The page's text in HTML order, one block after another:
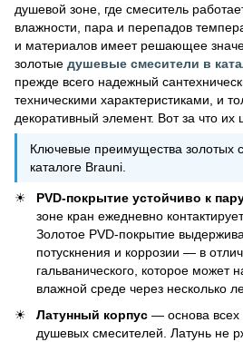
душевой зоне, где смеситель
влажности, пара и перепадов
и материалов имеет решающее
золотые душевые смесители в
прежде всего надежный
техническими характеристиками, и
декоративный элемент. Вот за что их
Ключевые преимущества золотых
каталоге Brauni.
PVD-покрытие устойчиво к
зоне кран ежедневно
Золотое PVD-покрытие
потускнения и коррозии — в
гальванического, которое может
влажной среде через несколько
Латунный корпус — основа всех
душевых смесителей. Латунь не